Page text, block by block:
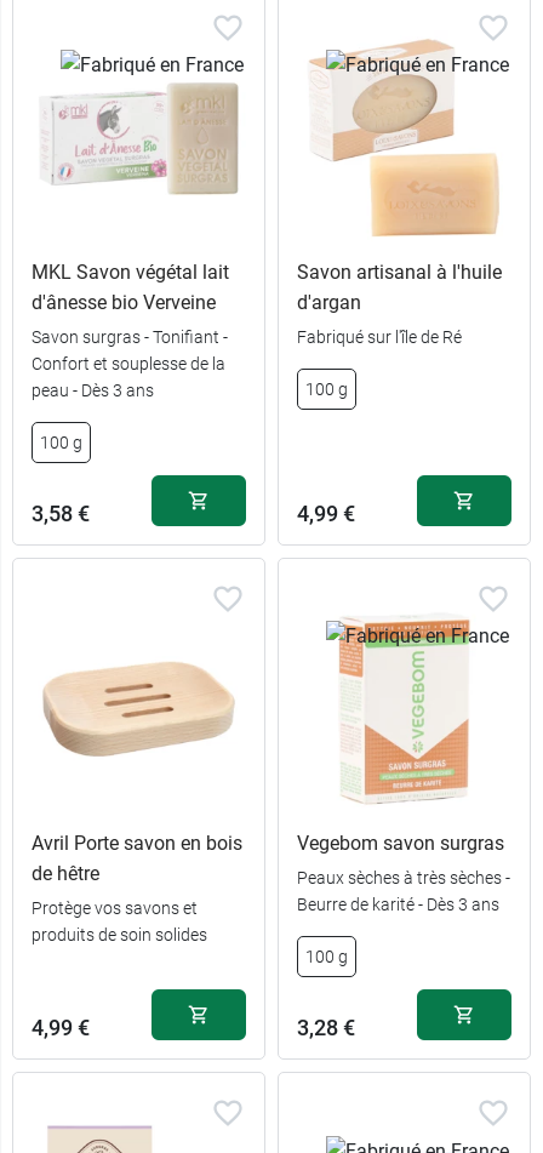
MKL Savon végétal lait
d'ânesse bio Verveine
Savon surgras - Tonifiant -
Confort et souplesse de la
peau - Dès 3 ans
100 g
3,58 €
Savon artisanal à l'huile
d'argan
Fabriqué sur l'île de Ré
100 g
4,99 €
Avril Porte savon en bois
de hêtre
Protège vos savons et
produits de soin solides
4,99 €
Vegebom savon surgras
Peaux sèches à très sèches -
Beurre de karité - Dès 3 ans
100 g
3,28 €